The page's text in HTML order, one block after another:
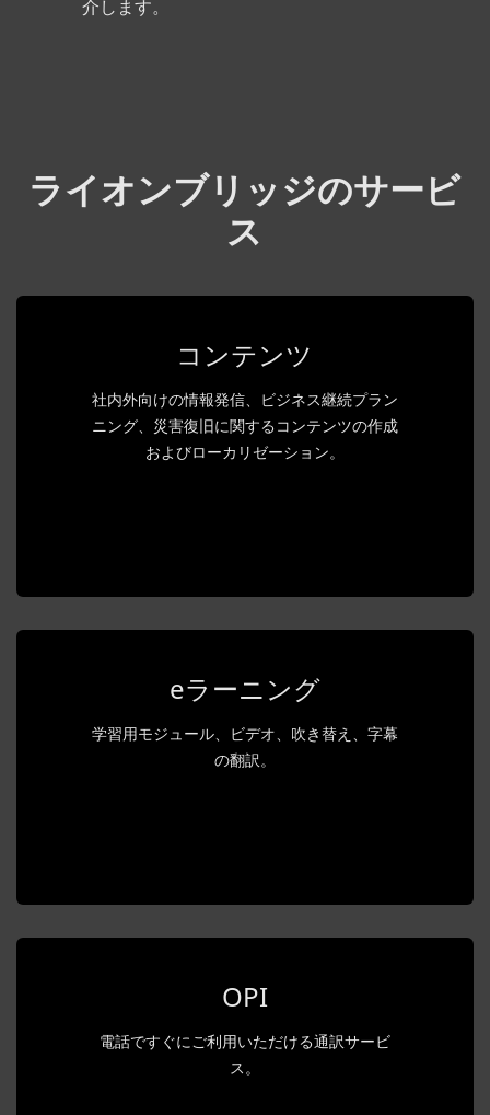
介します。
ライオンブリッジのサービ
ス
コンテンツ
社内外向けの情報発信、ビジネス継続プラン
ニング、災害復旧に関するコンテンツの作成
およびローカリゼーション。
eラーニング
学習用モジュール、ビデオ、吹き替え、字幕
の翻訳。
OPI
電話ですぐにご利用いただける通訳サービ
ス。